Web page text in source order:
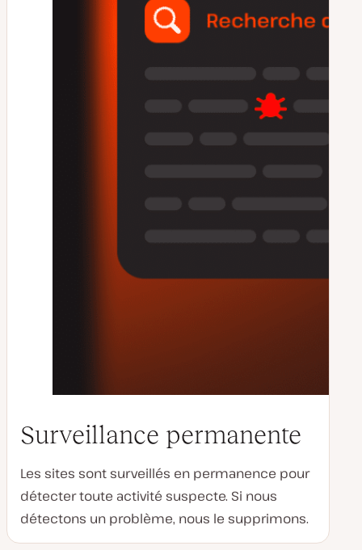
Surveillance permanente
Les sites sont surveillés en permanence pour
détecter toute activité suspecte. Si nous
détectons un problème, nous le supprimons.